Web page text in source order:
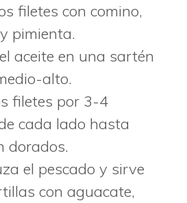
filetes con comino,
pimienta.
aceite en una sartén
alto.
filetes por 3-4
cada lado hasta
dorados.
el pescado y sirve
con aguacate,